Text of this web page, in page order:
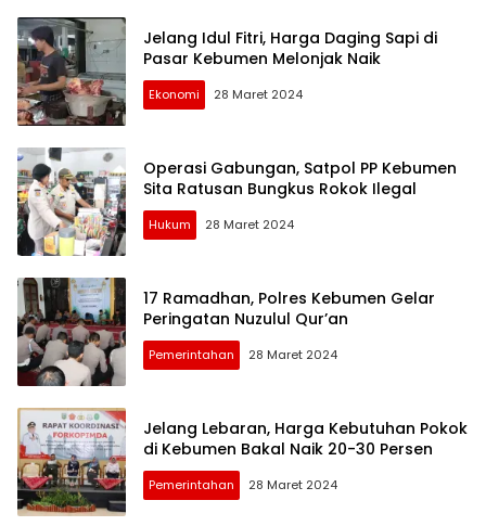
Jelang Idul Fitri, Harga Daging Sapi di
Pasar Kebumen Melonjak Naik
Ekonomi 28 Maret 2024
Operasi Gabungan, Satpol PP Kebumen
Sita Ratusan Bungkus Rokok Ilegal
Hukum 28 Maret 2024
17 Ramadhan, Polres Kebumen Gelar
Peringatan Nuzulul Qur’an
Pemerintahan 28 Maret 2024
Jelang Lebaran, Harga Kebutuhan Pokok
di Kebumen Bakal Naik 20-30 Persen
Pemerintahan 28 Maret 2024